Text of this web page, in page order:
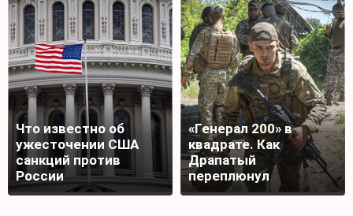
Что известно об
ужесточении США
санкций против
России
«Генерал 200» в
квадрате. Как
Драпатый
переплюнул
Сырского